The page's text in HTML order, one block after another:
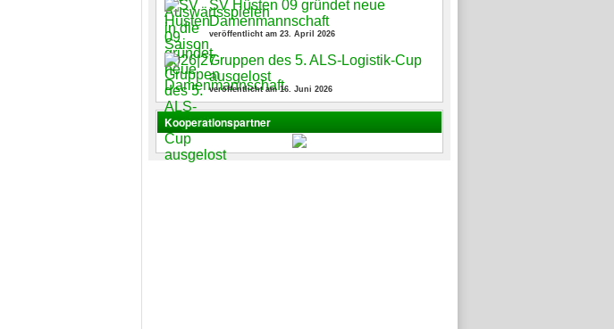
SV Hüsten 09 gründet neue
Damenmannschaft
veröffentlicht am 23. April 2026
Gruppen des 5. ALS-Logistik-Cup
ausgelost
veröffentlicht am 16. Juni 2026
Kooperationspartner